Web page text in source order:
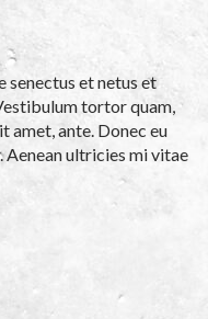
et netus et
tortor quam,
amet, ante. Donec eu
Aenean ultricies mi vitae